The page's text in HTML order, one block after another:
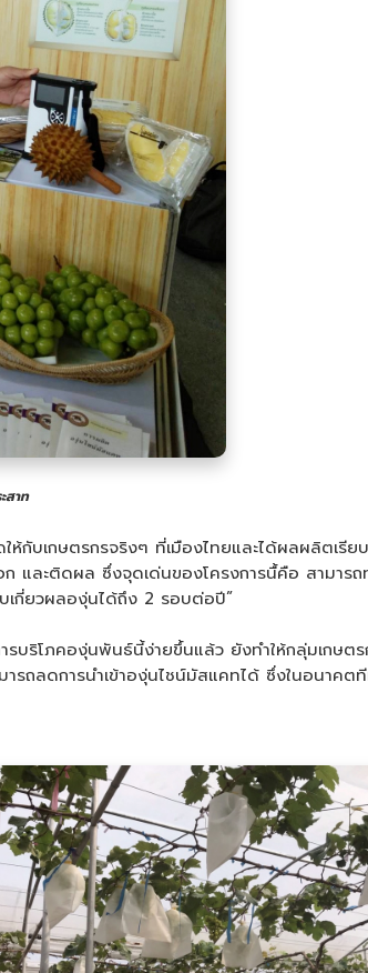
สาท
ให้กับเกษตรกรจริงๆ ที่เมืองไทยและได้ผลผลิต
ละติดผล ซึ่งจุดเด่นของโครงการนื้คือ สามารถ
เกี่ยวผลองุ่นได้ถึง 2 รอบต่อปี”
บริโภคองุ่นพันธ์นี้ง่ายขึ้นแล้ว ยังทำให้กลุ่มเกษ
ลดการนำเข้าองุ่นไชน์มัสแคทได้ ซึ่งในอนาคต